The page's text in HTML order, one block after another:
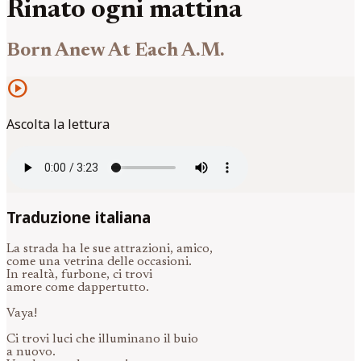
Rinato ogni mattina
Born Anew At Each A.M.
play_circle
Ascolta la lettura
Traduzione italiana
La strada ha le sue attrazioni, amico,
come una vetrina delle occasioni.
In realtà, furbone, ci trovi
amore come dappertutto.
Vaya!
Ci trovi luci che illuminano il buio
a nuovo.